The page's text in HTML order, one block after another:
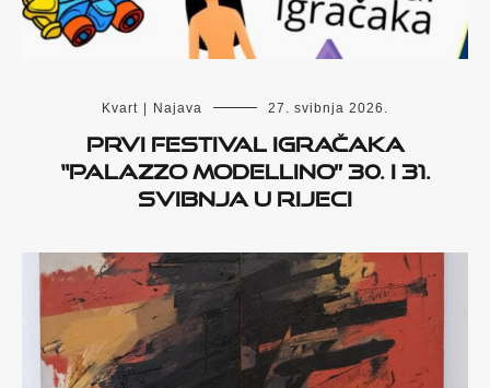
Kvart Najava 27. svibnja 2026.
Prvi Festival igračaka
“Palazzo Modellino” 30. i 31.
svibnja u Rijeci